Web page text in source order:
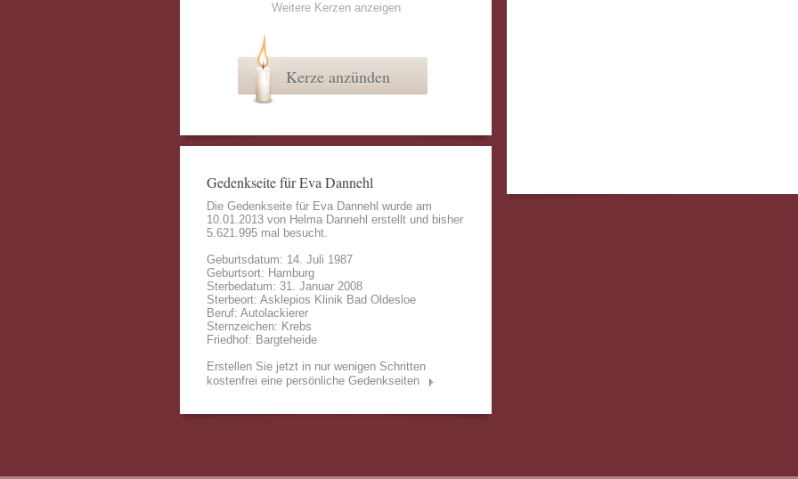
Weitere Kerzen anzeigen
Kerze anzünden
Gedenkseite für Eva Dannehl
Die Gedenkseite für Eva Dannehl wurde am
10.01.2013 von Helma Dannehl erstellt und bisher
5.621.995 mal besucht.
Geburtsdatum: 14. Juli 1987
Geburtsort: Hamburg
Sterbedatum: 31. Januar 2008
Sterbeort: Asklepios Klinik Bad Oldesloe
Beruf: Autolackierer
Sternzeichen: Krebs
Friedhof: Bargteheide
Erstellen Sie jetzt in nur wenigen Schritten
kostenfrei eine persönliche Gedenkseiten